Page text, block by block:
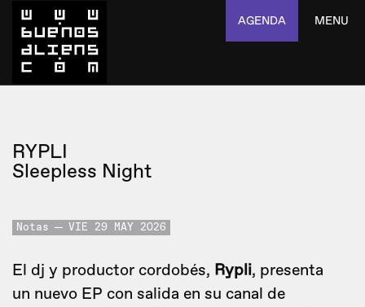
AGENDA MENU
RYPLI
Sleepless Night
Notas VIE 29 MAY 2026
El dj y productor cordobés, Rypli, presenta
un nuevo EP con salida en su canal de